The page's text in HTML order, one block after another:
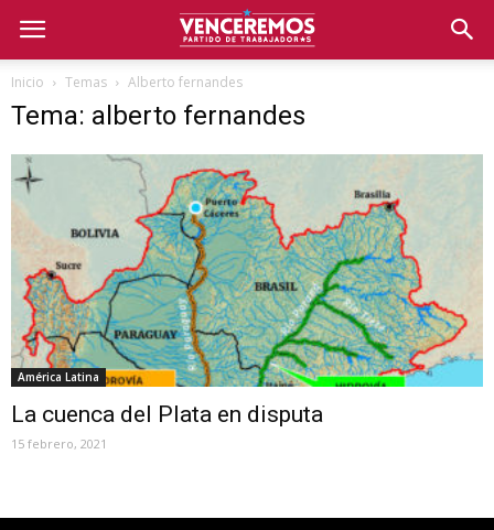
Inicio Temas Alberto fernandes
Tema: alberto fernandes
América Latina
La cuenca del Plata en disputa
15 febrero, 2021